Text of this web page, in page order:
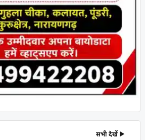
सभी देखें ▶